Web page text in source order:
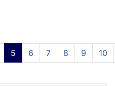
5 6 7 8 9 10